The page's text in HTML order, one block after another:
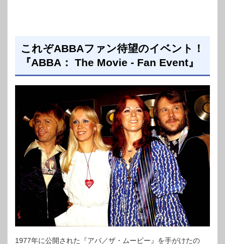
これぞABBAファン待望のイベント！
『ABBA： The Movie - Fan Event』
1977年に公開された『アバ／ザ・ムービー』を手がけたの